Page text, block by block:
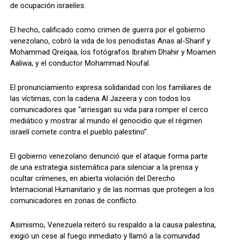
de ocupación israelíes.
El hecho, calificado como crimen de guerra por el gobierno
venezolano, cobró la vida de los periodistas Anas al-Sharif y
Mohammad Qreiqaa, los fotógrafos Ibrahim Dhahir y Moamen
Aaliwa, y el conductor Mohammad Noufal.
El pronunciamiento expresa solidaridad con los familiares de
las víctimas, con la cadena Al Jazeera y con todos los
comunicadores que “arriesgan su vida para romper el cerco
mediático y mostrar al mundo el genocidio que el régimen
israelí comete contra el pueblo palestino”.
El gobierno venezolano denunció que el ataque forma parte
de una estrategia sistemática para silenciar a la prensa y
ocultar crímenes, en abierta violación del Derecho
Internacional Humanitario y de las normas que protegen a los
comunicadores en zonas de conflicto.
Asimismo, Venezuela reiteró su respaldo a la causa palestina,
exigió un cese al fuego inmediato y llamó a la comunidad